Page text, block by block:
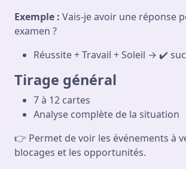
Exemple : Vais-je avoir une réponse
examen ?
Réussite + Travail + Soleil → ✔️
Tirage général
7 à 12 cartes
Analyse complète de la situation
👉 Permet de voir les événements à
blocages et les opportunités.